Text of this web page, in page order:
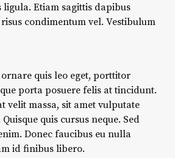
ligula. Etiam sagittis dapibus
condimentum vel. Vestibulum
quis leo eget, porttitor
porta posuere felis at tincidunt.
velit massa, sit amet vulputate
quis cursus neque. Sed
Donec faucibus eu nulla
id finibus libero.